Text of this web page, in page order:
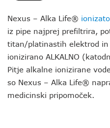
Nexus – Alka Life®
iz pipe najprej prefiltrira,
titan/platinastih elektrod in
ionizirano ALKALNO
Pitje alkalne ionizirane
so Nexus – Alka Life®
medicinski pripomoček.